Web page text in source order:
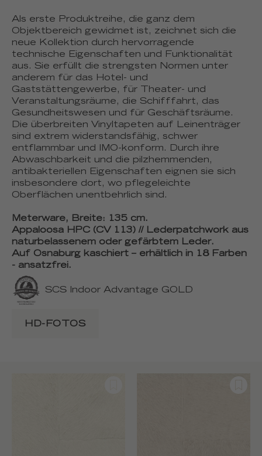
Als erste Produktreihe, die ganz dem
Objektbereich gewidmet ist, zeichnet sich die
neue Kollektion durch hervorragende
technische Eigenschaften und Funktionalität
aus. Sie erfüllt die strengsten Normen unter
anderem für das Hotel- und
Gaststättengewerbe, für Theater- und
Veranstaltungsräume, die Schifffahrt, das
Gesundheitswesen und für Geschäftsräume.
Die überbreiten Vinyltapeten auf Leinenträger
sind extrem widerstandsfähig, schwer
entflammbar und IMO-konform. Durch ihre
Abwaschbarkeit und die pilzhemmenden,
antibakteriellen Eigenschaften eignen sie sich
insbesondere dort, wo pflegeleichte
Oberflächen unentbehrlich sind.
Meterware, Breite: 135 cm.
Appaloosa HPC (CV 113) // Lederpatchwork aus
naturbelassenem oder gefärbtem Leder.
Auf Osnaburg kaschiert – erhältlich in 18 Farben
- ansatzfrei.
SCS Indoor Advantage GOLD
HD-FOTOS